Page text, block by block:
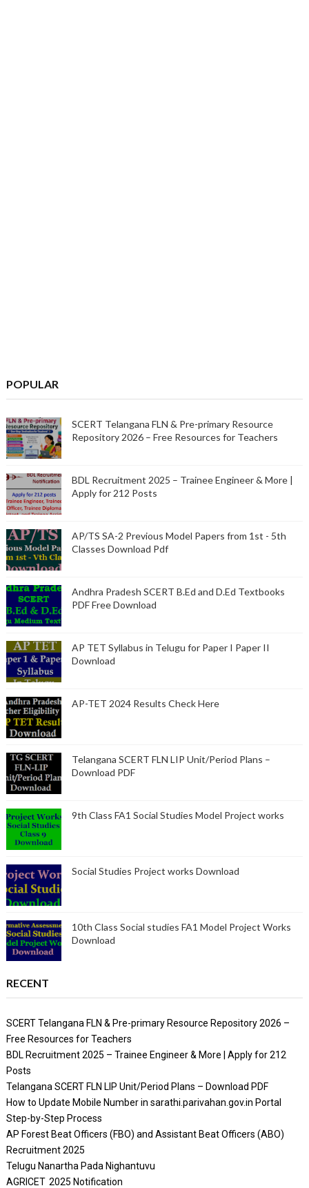
POPULAR
SCERT Telangana FLN & Pre-primary Resource
Repository 2026 – Free Resources for Teachers
BDL Recruitment 2025 – Trainee Engineer & More |
Apply for 212 Posts
AP/TS SA-2 Previous Model Papers from 1st - 5th
Classes Download Pdf
Andhra Pradesh SCERT B.Ed and D.Ed Textbooks
PDF Free Download
AP TET Syllabus in Telugu for Paper I Paper II
Download
AP-TET 2024 Results Check Here
Telangana SCERT FLN LIP Unit/Period Plans –
Download PDF
9th Class FA1 Social Studies Model Project works
Social Studies Project works Download
10th Class Social studies FA1 Model Project Works
Download
RECENT
SCERT Telangana FLN & Pre-primary Resource Repository 2026 –
Free Resources for Teachers
BDL Recruitment 2025 – Trainee Engineer & More | Apply for 212
Posts
Telangana SCERT FLN LIP Unit/Period Plans – Download PDF
How to Update Mobile Number in sarathi.parivahan.gov.in Portal
Step-by-Step Process
AP Forest Beat Officers (FBO) and Assistant Beat Officers (ABO)
Recruitment 2025
Telugu Nanartha Pada Nighantuvu
AGRICET 2025 Notification